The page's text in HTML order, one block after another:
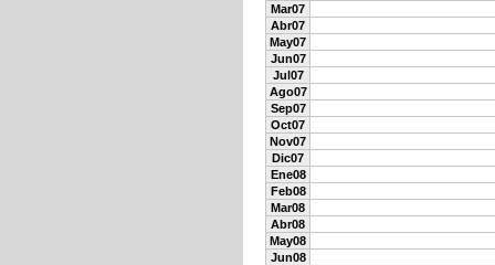
Mar07
Abr07
May07
Jun07
Jul07
Ago07
Sep07
Oct07
Nov07
Dic07
Ene08
Feb08
Mar08
Abr08
May08
Jun08